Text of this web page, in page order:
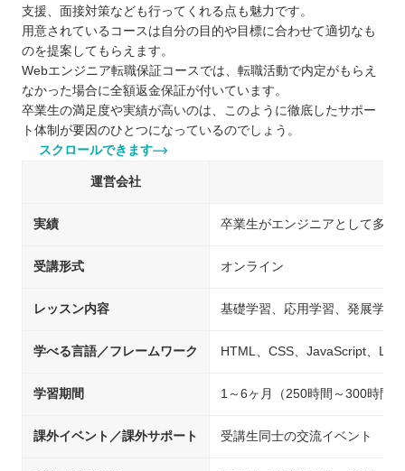
支援、面接対策なども行ってくれる点も魅力です。
用意されているコースは自分の目的や目標に合わせて適切なも
のを提案してもらえます。
Webエンジニア転職保証コースでは、転職活動で内定がもらえ
なかった場合に全額返金保証が付いています。
卒業生の満足度や実績が高いのは、このように徹底したサポー
ト体制が要因のひとつになっているのでしょう。
スクロールできます
運営会社
実績 卒業生がエンジニアとして多数
受講形式 オンライン
レッスン内容 基礎学習、応用学習、発展学習
学べる言語／フレームワーク HTML、CSS、JavaScript、
学習期間 1～6ヶ月（250時間～300時間
課外イベント／課外サポート 受講生同士の交流イベント